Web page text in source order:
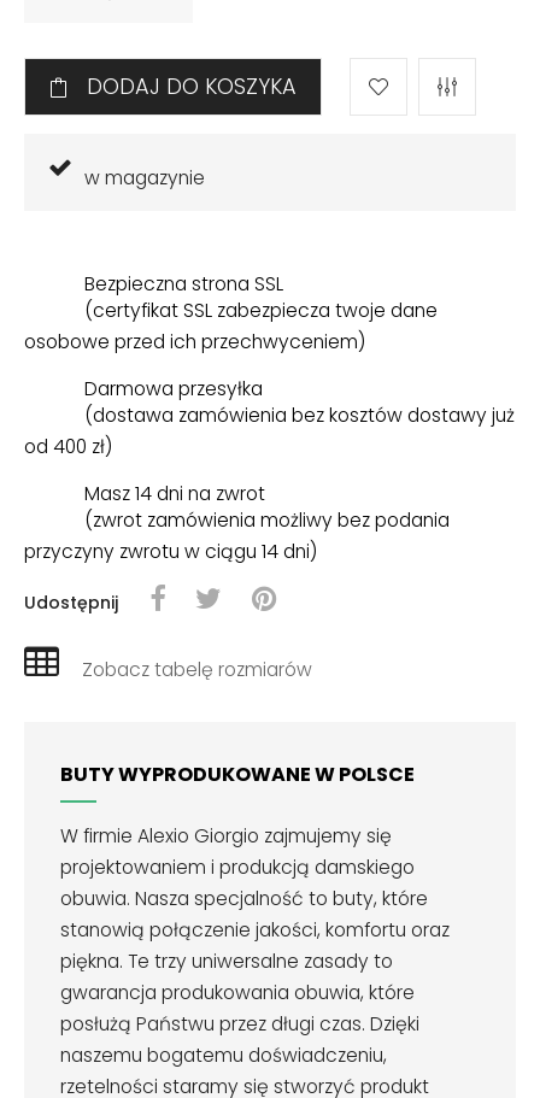
DODAJ DO KOSZYKA
w magazynie
Bezpieczna strona SSL
(certyfikat SSL zabezpiecza twoje dane
osobowe przed ich przechwyceniem)
Darmowa przesyłka
(dostawa zamówienia bez kosztów dostawy już
od 400 zł)
Masz 14 dni na zwrot
(zwrot zamówienia możliwy bez podania
przyczyny zwrotu w ciągu 14 dni)
Udostępnij
Zobacz tabelę rozmiarów
BUTY WYPRODUKOWANE W POLSCE
W firmie Alexio Giorgio zajmujemy się
projektowaniem i produkcją damskiego
obuwia. Nasza specjalność to buty, które
stanowią połączenie jakości, komfortu oraz
piękna. Te trzy uniwersalne zasady to
gwarancja produkowania obuwia, które
posłużą Państwu przez długi czas. Dzięki
naszemu bogatemu doświadczeniu,
rzetelności staramy się stworzyć produkt